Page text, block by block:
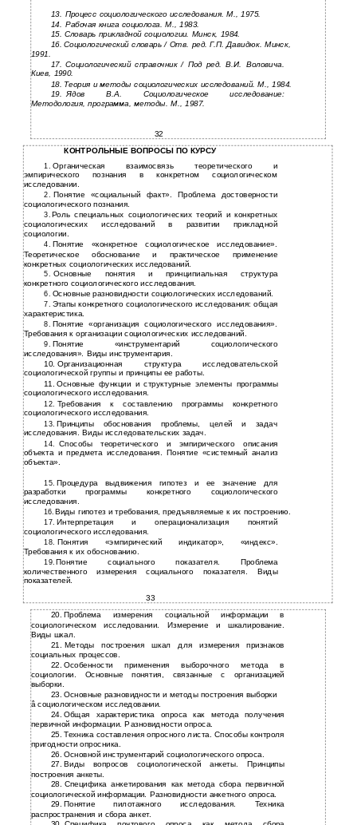
13. Процесс социологического исследования. М., 1975.
14. Рабочая книга социолога. М., 1983.
15. Словарь прикладной социологии. Минск, 1984.
16. Социологический словарь / Отв. ред. Г.П. Давидюк. Минск,
1991.
17.
Социологический справочник / Под ред. В.И. Воловича.
Киев, 1990.
18. Теория и методы социологических исследований. М., 1984.
19. Ядов В.А. Социологическое исследование:
Методология, программа, методы. М., 1987.
32
КОНТРОЛЬНЫЕ ВОПРОСЫ ПО КУРСУ
1. Органическая взаимосвязь теоретического и
эмпирического познания в конкретном социологическом
исследовании.
2. Понятие «социальный факт». Проблема достоверности
социологического познания.
3. Роль специальных социологических теорий и конкретных
социологических исследований в развитии прикладной
социологии.
4. Понятие «конкретное социологическое исследование».
Теоретическое обоснование и практическое применение
конкретных социологических исследований.
5. Основные понятия и принципиальная структура
конкретного социологического исследования.
6. Основные разновидности социологических исследований.
7. Этапы конкретного социологического исследования: общая
характеристика.
8. Понятие «организация социологического исследования».
Требования к организации социологических исследований.
9. Понятие «инструментарий социологического
исследования». Виды инструментария.
10. Организационная структура исследовательской
социологической группы и принципы ее работы.
11. Основные функции и структурные элементы программы
социологического исследования.
12. Требования к составлению программы конкретного
социологического исследования.
13. Принципы обоснования проблемы, целей и задач
исследования. Виды исследовательских задач.
14. Способы теоретического и эмпирического описания
объекта и предмета исследования. Понятие «системный анализ
объекта».
15. Процедура выдвижения гипотез и ее значение для
разработки программы конкретного социологического
исследования.
16. Виды гипотез и требования, предъявляемые к их построению.
17. Интерпретация и операционализация понятий
социологического исследования.
18. Понятия «эмпирический индикатор», «индекс».
Требования к их обоснованию.
19. Понятие социального показателя. Проблема
количественного измерения социального показателя. Виды
показателей.
33
20. Проблема измерения социальной информации в
социологическом исследовании. Измерение и шкалирование.
Виды шкал.
21.
Методы построения шкал для измерения признаков
социальных процессов.
22. Особенности применения выборочного метода в
социологии. Основные понятия, связанные с организацией
выборки.
23. Основные разновидности и методы построения выборки
â социологическом исследовании.
24. Общая характеристика опроса как метода получения
первичной информации. Разновидности опроса.
25. Техника составления опросного листа. Способы контроля
пригодности опросника.
26. Основной инструментарий социологического опроса.
27. Виды вопросов социологической анкеты. Принципы
построения анкеты.
28. Специфика анкетирования как метода сбора первичной
социологической информации. Разновидности анкетного опроса.
29. Понятие пилотажного исследования. Техника
распространения и сбора анкет.